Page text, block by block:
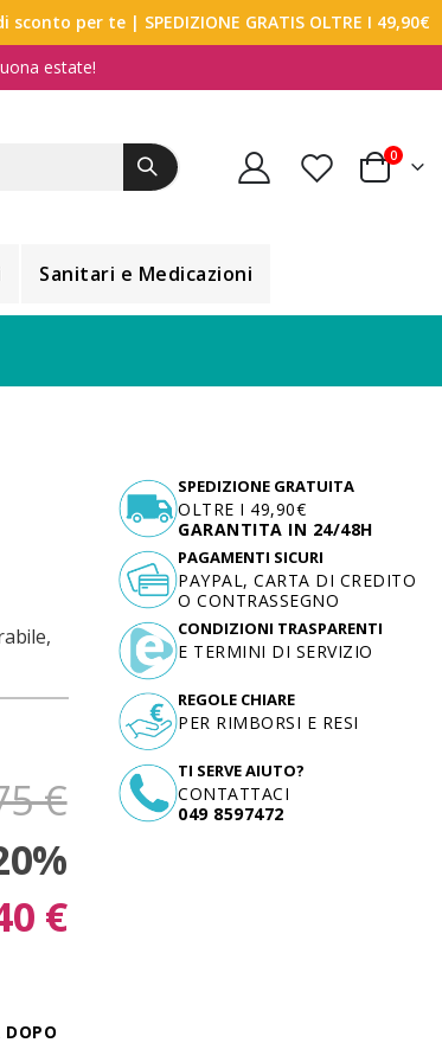
sconto per te | SPEDIZIONE GRATIS OLTRE I 49,90€
estate!
Carrello
0
Sanitari e Medicazioni
€
€
DOPO
SPEDIZIONE GRATUITA
OLTRE I 49,90€
GARANTITA IN 24/48H
TI SERVE AIUTO?
CONTATTACI
049 8597472
PAGAMENTI SICURI
PAYPAL, CARTA DI CREDITO
O CONTRASSEGNO
CONDIZIONI TRASPARENTI
E TERMINI DI SERVIZIO
REGOLE CHIARE
PER RIMBORSI E RESI